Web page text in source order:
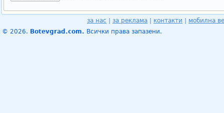
за нас за реклама контакти
мобилна
© 2026. Botevgrad.com. Всички права запазени.